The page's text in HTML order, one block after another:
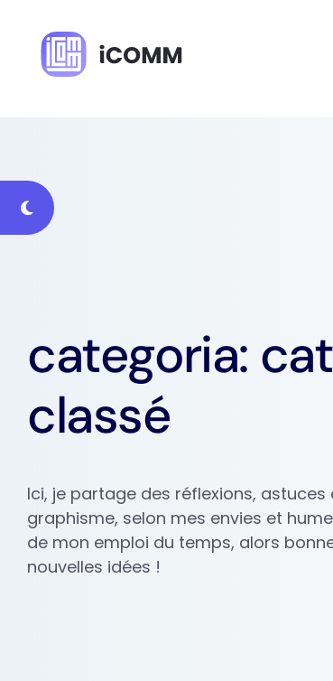
categoria:
classé
Ici, je partage des réflexions,
graphisme, selon mes envies et
de mon emploi du temps, alors
nouvelles idées !